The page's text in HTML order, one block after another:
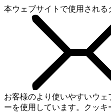
本ウェブサイトで使用される
お客様のより使いやすいウ
ーを使用しています。クッ